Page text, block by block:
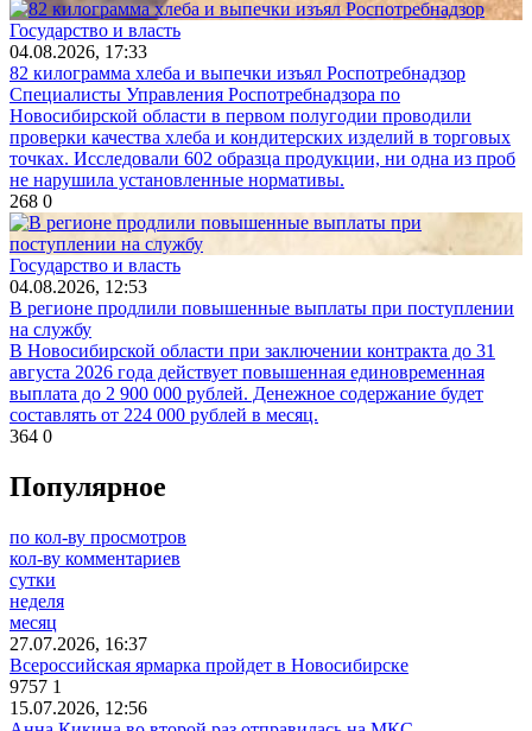
Государство и власть
04.08.2026, 17:33
82 килограмма хлеба и выпечки изъял Роспотребнадзор
Специалисты Управления Роспотребнадзора по
Новосибирской области в первом полугодии проводили
проверки качества хлеба и кондитерских изделий в торговых
точках. Исследовали 602 образца продукции, ни одна из проб
не нарушила установленные нормативы.
268 0
Государство и власть
04.08.2026, 12:53
В регионе продлили повышенные выплаты при поступлении
на службу
В Новосибирской области при заключении контракта до 31
августа 2026 года действует повышенная единовременная
выплата до 2 900 000 рублей. Денежное содержание будет
составлять от 224 000 рублей в месяц.
364 0
Популярное
по кол-ву просмотров
кол-ву комментариев
сутки
неделя
месяц
27.07.2026, 16:37
Всероссийская ярмарка пройдет в Новосибирске
9757 1
15.07.2026, 12:56